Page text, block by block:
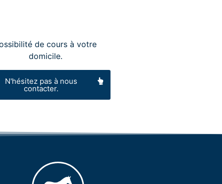
de cours à votre
domicile.
N'hésitez pas à nous
contacter.